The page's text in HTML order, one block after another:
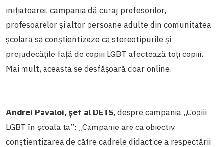
inițiatoarei, campania dă curaj profesorilor,
profesoarelor și altor persoane adulte din comunitatea
școlară să conștientizeze că stereotipurile și
prejudecățile față de copiii LGBT afectează toți copiii.
Mai mult, aceasta se desfășoară doar online.
Andrei Pavaloi, șef al DETS, despre campania ,,Copiii
LGBT în școala ta”: ,,Campanie are ca obiectiv
conștientizarea de către cadrele didactice a respectării